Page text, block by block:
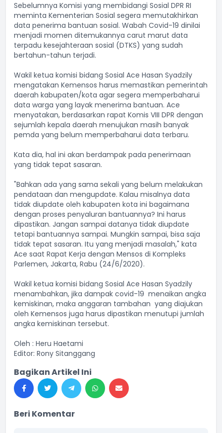
Sebelumnya Komisi yang membidangi Sosial DPR RI
meminta Kementerian Sosial segera memutakhirkan
data penerima bantuan sosial. Wabah Covid-19 dinilai
menjadi momen ditemukannya carut marut data
terpadu kesejahteraan sosial (DTKS) yang sudah
bertahun-tahun terjadi.
Wakil ketua komisi bidang Sosial Ace Hasan Syadzily
mengatakan Kemensos harus memastikan pemerintah
daerah kabupaten/kota agar segera memperbaharui
data warga yang layak menerima bantuan. Ace
menyatakan, berdasarkan rapat Komis VIII DPR dengan
sejumlah kepala daerah menujukan masih banyak
pemda yang belum memperbaharui data terbaru.
Kata dia, hal ini akan berdampak pada penerimaan
yang tidak tepat sasaran.
"Bahkan ada yang sama sekali yang belum melakukan
pendataan dan mengupdate. Kalau misalnya data
tidak diupdate oleh kabupaten kota ini bagaimana
dengan proses penyaluran bantuannya? Ini harus
dipastikan. Jangan sampai datanya tidak diupdate
tetapi bantuannya sampai. Mungkin sampai, bisa saja
tidak tepat sasaran. Itu yang menjadi masalah," kata
Ace saat Rapat Kerja dengan Mensos di Kompleks
Parlemen, Jakarta, Rabu (24/6/2020).
Wakil ketua komisi bidang Sosial Ace Hasan Syadzily
menambahkan, jika dampak covid-19 menaikan angka
kemiskinan, maka anggaran tambahan yang diajukan
oleh Kemensos juga harus dipastikan menutupi jumlah
angka kemiskinan tersebut.
Oleh : Heru Haetami
Editor: Rony Sitanggang
Bagikan Artikel Ini
Beri Komentar